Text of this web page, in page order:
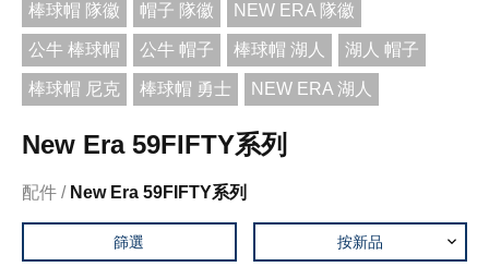
棒球帽 隊徽 帽子 隊徽 NEW ERA 隊徽
公牛 棒球帽 公牛 帽子 棒球帽 湖人 湖人 帽子
棒球帽 尼克 棒球帽 勇士 NEW ERA 湖人
New Era 59FIFTY系列
配件 New Era 59FIFTY系列
篩選 按新品